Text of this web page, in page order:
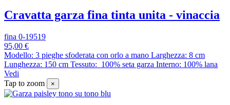
Cravatta garza fina tinta unita - vinaccia
fina 0-19519
95,00 €
Modello: 3 pieghe sfoderata con orlo a mano Larghezza: 8 cm
Lunghezza: 150 cm Tessuto: 100% seta garza Interno: 100% lana
Vedi
Tap to zoom
×